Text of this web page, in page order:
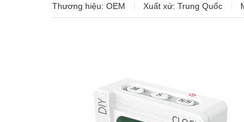
Thương hiệu: OEM Xuất xứ: Trung Quốc